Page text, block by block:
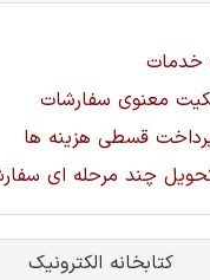
خدمات
معنوی سفارشات
قسطی هزینه ها
چند مرحله ای
کتابخانه الکترونیک